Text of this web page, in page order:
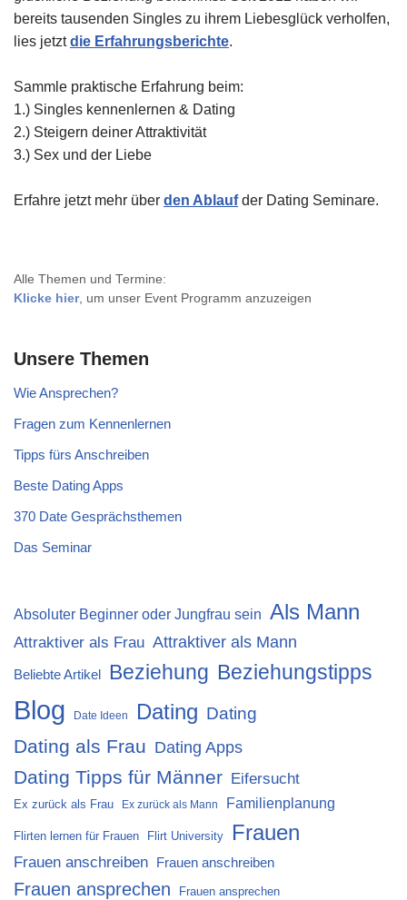
bereits tausenden Singles zu ihrem Liebesglück verholfen,
lies jetztdie Erfahrungsberichte.
Sammle praktische Erfahrung beim:
1.) Singles kennenlernen & Dating
2.) Steigern deiner Attraktivität
3.) Sex und der Liebe
Erfahre jetzt mehr über den Ablaufder Dating Seminare.
Alle Themen und Termine:
Klicke hier, um unser Event Programm anzuzeigen
Unsere Themen
Wie Ansprechen?
Fragen zum Kennenlernen
Tipps fürs Anschreiben
Beste Dating Apps
370 Date Gesprächsthemen
Das Seminar
Absoluter Beginner oder Jungfrau sein Als Mann
Attraktiver als Frau Attraktiver als Mann
Beliebte Artikel Beziehung Beziehungstipps
Blog Date Ideen Dating Dating
Dating als Frau Dating Apps
Dating Tipps für Männer Eifersucht
Ex zurück als Frau Ex zurück als Mann Familienplanung
Flirten lernen für Frauen Flirt University Frauen
Frauen anschreiben Frauen anschreiben
Frauen ansprechen Frauen ansprechen